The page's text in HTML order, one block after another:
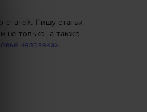
статей. Пишу статьи
и не только, а также
человека».